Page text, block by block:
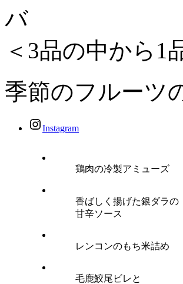
バ
＜3品の中から1
季節のフルーツ
Instagram
鶏肉の冷製アミューズ
香ばしく揚げた銀ダラの
甘辛ソース
レンコンのもち米詰め
毛鹿鮫尾ビレと